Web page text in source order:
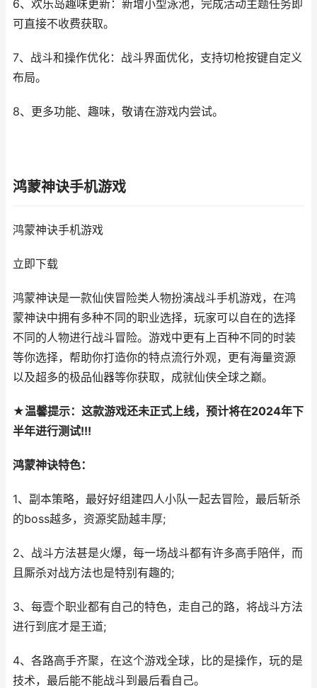
6、欢乐岛趣味更新：新增小型泳池，完成活动主题任务即
可直接不收费获取。
7、战斗和操作优化：战斗界面优化，支持切枪按键自定义
布局。
8、更多功能、趣味，敬请在游戏内尝试。
鸿蒙神诀手机游戏
鸿蒙神诀手机游戏
立即下载
鸿蒙神诀是一款仙侠冒险类人物扮演战斗手机游戏，在鸿
蒙神诀中拥有多种不同的职业选择，玩家可以自在的选择
不同的人物进行战斗冒险。游戏中更有上百种不同的时装
等你选择，帮助你打造你的特点流行外观，更有海量资源
以及超多的极品仙器等你获取，成就仙侠全球之巅。
★温馨提示：这款游戏还未正式上线，预计将在2024年下
半年进行测试!!!
鸿蒙神诀特色：
1、副本策略，最好好组建四人小队一起去冒险，最后斩杀
的boss越多，资源奖励越丰厚;
2、战斗方法甚是火爆，每一场战斗都有许多高手陪伴，而
且厮杀对战方法也是特别有趣的;
3、每壹个职业都有自己的特色，走自己的路，将战斗方法
进行到底才是王道;
4、各路高手齐聚，在这个游戏全球，比的是操作，玩的是
技术，最后能不能战斗到最后看自己。